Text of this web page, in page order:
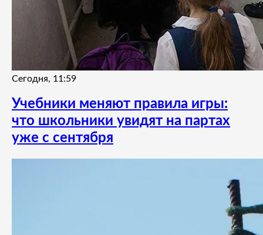
Сегодня, 11:59
Учебники меняют правила игры:
что школьники увидят на партах
уже с сентября